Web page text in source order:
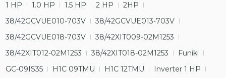
1 HP 1.0 HP 1.5 HP 2 HP
2HP
38/42GCVUE010-703V
38/42GCVUE013-703V
38/42GCVUE018-703V
38/42XIT009-02M1253
38/42XIT012-02M1253
38/42XIT018-02M1253
Funiki
GC-09IS35
H1C 09TMU H1C 12TMU
Inverter 1 HP